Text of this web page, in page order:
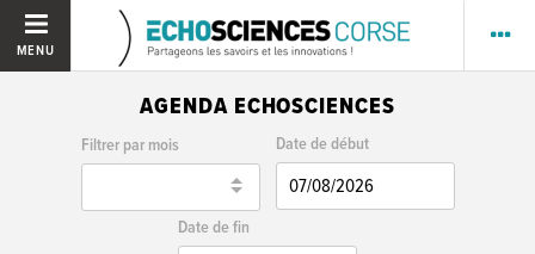
MENU
AGENDA ECHOSCIENCES
Filtrer par mois Date de début
Date de fin